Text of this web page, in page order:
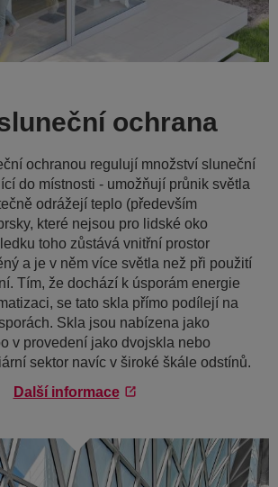
ochrana
ochranou regulují množství sluneční
do místnosti - umožňují průnik světla
odrážejí teplo (především
které nejsou pro lidské oko
toho zůstává vnitřní prostor
a je v něm více světla než při použití
Tím, že dochází k úsporám energie
se tato skla přímo podílejí na
Skla jsou nabízena jako
v provedení jako dvojskla nebo
sektor navíc v široké škále odstínů.
Další informace